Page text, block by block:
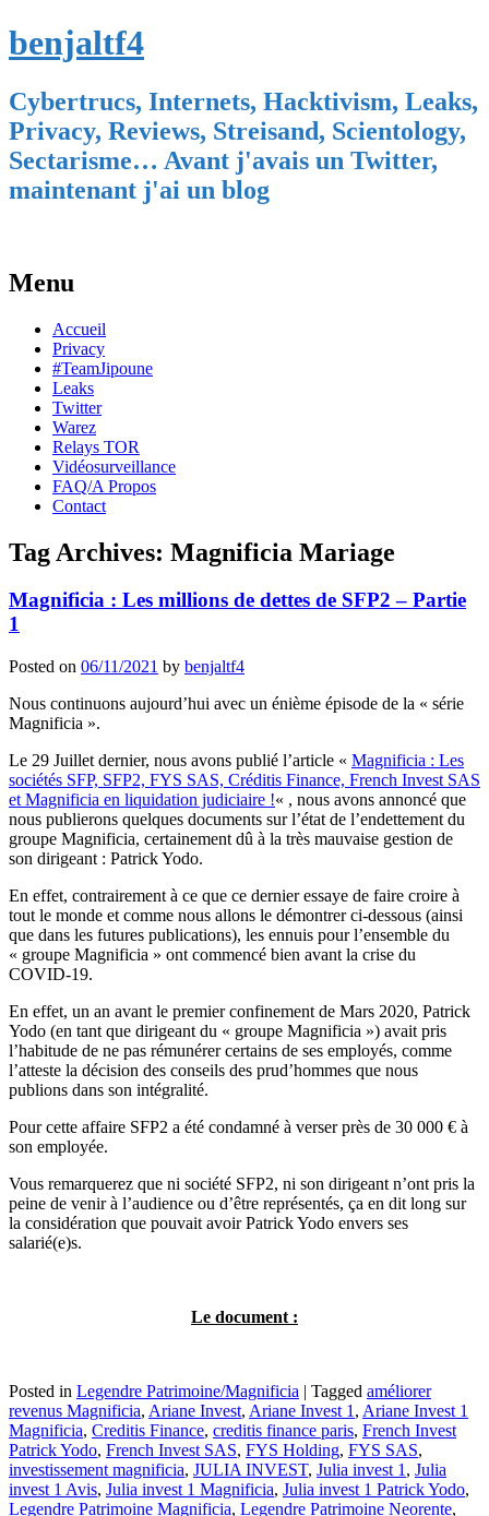
benjaltf4
Cybertrucs, Internets, Hacktivism, Leaks,
Privacy, Reviews, Streisand, Scientology,
Sectarisme… Avant j'avais un Twitter,
maintenant j'ai un blog
Menu
Skip
content
Accueil
Privacy
#TeamJipoune
Leaks
Twitter
Warez
Relays TOR
Vidéosurveillance
FAQ/A Propos
Contact
Tag Archives: Magnificia Mariage
Magnificia : Les millions de dettes de SFP2 – Partie
1
Posted on 06/11/2021 by benjaltf4
Nous continuons aujourd’hui avec un énième épisode de la « série
Magnificia ».
Le 29 Juillet dernier, nous avons publié l’article « Magnificia : Les
sociétés SFP, SFP2, FYS SAS, Créditis Finance, French Invest SAS
et Magnificia en liquidation judiciaire !« , nous avons annoncé que
nous publierons quelques documents sur l’état de l’endettement du
groupe Magnificia, certainement dû à la très mauvaise gestion de
son dirigeant : Patrick Yodo.
En effet, contrairement à ce que ce dernier essaye de faire croire à
tout le monde et comme nous allons le démontrer ci-dessous (ainsi
que dans les futures publications), les ennuis pour l’ensemble du
« groupe Magnificia » ont commencé bien avant la crise du
COVID-19.
En effet, un an avant le premier confinement de Mars 2020, Patrick
Yodo (en tant que dirigeant du « groupe Magnificia ») avait pris
l’habitude de ne pas rémunérer certains de ses employés, comme
l’atteste la décision des conseils des prud’hommes que nous
publions dans son intégralité.
Pour cette affaire SFP2 a été condamné à verser près de 30 000 € à
son employée.
Vous remarquerez que ni société SFP2, ni son dirigeant n’ont pris la
peine de venir à l’audience ou d’être représentés, ça en dit long sur
la considération que pouvait avoir Patrick Yodo envers ses
salarié(e)s.
Le document :
Posted in Legendre Patrimoine/Magnificia | Tagged améliorer
revenus Magnificia, Ariane Invest, Ariane Invest 1 , Ariane Invest 1
Magnificia, Creditis Finance, creditis finance paris, French Invest
Patrick Yodo, French Invest SAS, FYS Holding, FYS SAS,
investissement magnificia, JULIA INVEST, Julia invest 1 , Julia
invest 1 Avis, Julia invest 1 Magnificia, Julia invest 1 Patrick Yodo,
Legendre Patrimoine Magnificia, Legendre Patrimoine Neorente,